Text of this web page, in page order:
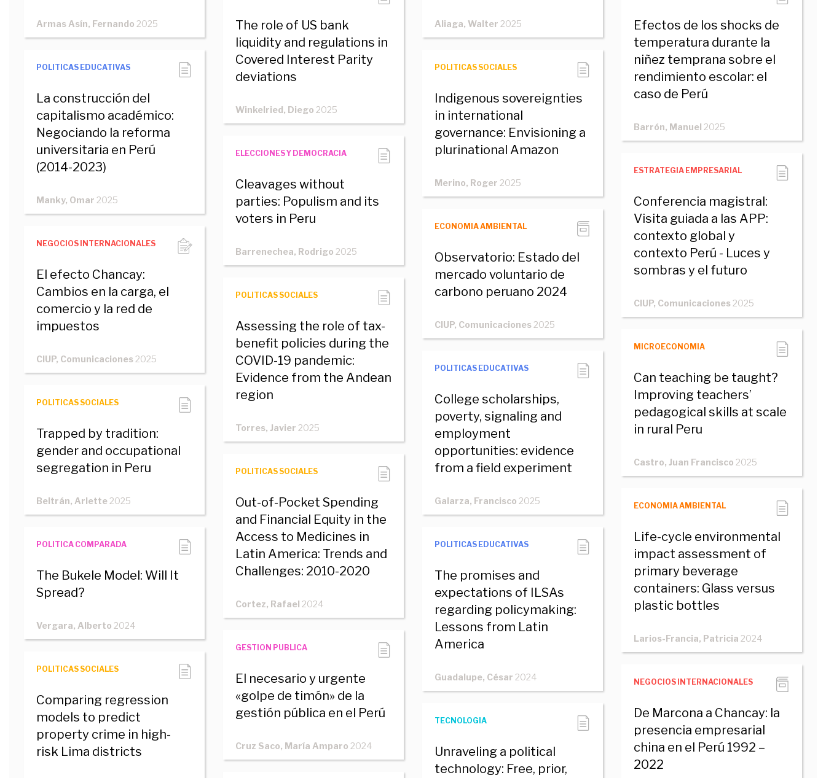
Aliaga, Walter 2025
Armas Asín, Fernando 2025
The role of US bank
liquidity and regulations in
Covered Interest Parity
deviations
Winkelried, Diego 2025
Efectos de los shocks de
temperatura durante la
niñez temprana sobre el
rendimiento escolar: el
caso de Perú
Barrón, Manuel 2025
POLITICAS EDUCATIVAS
La construcción del
capitalismo académico:
Negociando la reforma
universitaria en Perú
(2014-2023)
Manky, Omar 2025
POLITICAS SOCIALES
Indigenous sovereignties
in international
governance: Envisioning a
plurinational Amazon
Merino, Roger 2025
ELECCIONES Y DEMOCRACIA
Cleavages without
parties: Populism and its
voters in Peru
Barrenechea, Rodrigo 2025
ESTRATEGIA EMPRESARIAL
Conferencia magistral:
Visita guiada a las APP:
contexto global y
contexto Perú - Luces y
sombras y el futuro
CIUP, Comunicaciones2025
ECONOMIA AMBIENTAL
Observatorio: Estado del
mercado voluntario de
carbono peruano 2024
CIUP, Comunicaciones2025
NEGOCIOS INTERNACIONALES
El efecto Chancay:
Cambios en la carga, el
comercio y la red de
impuestos
CIUP, Comunicaciones2025
POLITICAS SOCIALES
Assessing the role of tax-
benefit policies during the
COVID-19 pandemic:
Evidence from the Andean
region
Torres, Javier 2025
MICROECONOMIA
Can teaching be taught?
Improving teachers’
pedagogical skills at scale
in rural Peru
Castro, Juan Francisco 2025
POLITICAS EDUCATIVAS
College scholarships,
poverty, signaling and
employment
opportunities: evidence
from a field experiment
Galarza, Francisco 2025
POLITICAS SOCIALES
Trapped by tradition:
gender and occupational
segregation in Peru
Beltrán, Arlette2025
POLITICAS SOCIALES
Out-of-Pocket Spending
and Financial Equity in the
Access to Medicines in
Latin America: Trends and
Challenges: 2010-2020
Cortez, Rafael 2024
ECONOMIA AMBIENTAL
Life-cycle environmental
impact assessment of
primary beverage
containers: Glass versus
plastic bottles
Larios-Francia, Patricia 2024
POLITICA COMPARADA
The Bukele Model: Will It
Spread?
Vergara, Alberto 2024
POLITICAS EDUCATIVAS
The promises and
expectations of ILSAs
regarding policymaking:
Lessons from Latin
America
Guadalupe, César 2024
GESTION PUBLICA
El necesario y urgente
«golpe de timón» de la
gestión pública en el Perú
Cruz Saco, María Amparo 2024
POLITICAS SOCIALES
Comparing regression
models to predict
property crime in high-
risk Lima districts
NEGOCIOS INTERNACIONALES
De Marcona a Chancay: la
presencia empresarial
china en el Perú 1992 –
2022
TECNOLOGIA
Unraveling a political
technology: Free, prior,